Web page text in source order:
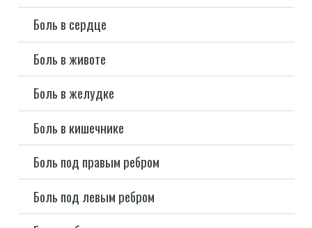
Боль в сердце
Боль в животе
Боль в желудке
Боль в кишечнике
Боль под правым ребром
Боль под левым ребром